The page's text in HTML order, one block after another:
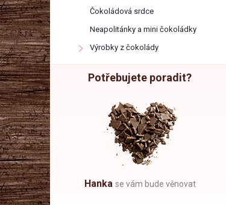
p
a
n
e
l
Čokoládová srdce
Neapolitánky a mini čokoládky
Výrobky z čokolády
Potřebujete poradit?
Hanka se vám bude věnovat